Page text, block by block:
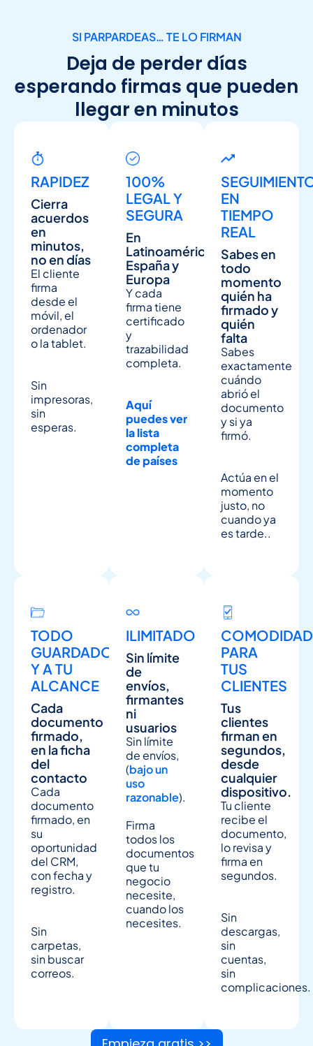
SI PARPARDEAS… TE LO FIRMAN
Deja de perder días
esperando firmas que pueden
llegar en minutos
RAPIDEZ
Cierra
acuerdos
en
minutos,
no en días
El cliente
firma
desde el
móvil, el
ordenador
o la tablet.
Sin
impresoras,
sin
esperas.
100%
LEGAL Y
SEGURA
En
Latinoamérica,
España y
Europa
Y cada
firma tiene
certificado
y
trazabilidad
completa.
Aquí
puedes ver
la lista
completa
de países
EN
TIEMPO
REAL
Sabes en
todo
momento
quién ha
firmado y
quién
falta
Sabes
exactamente
cuándo
abrió el
documento
y si ya
firmó.
Actúa en el
momento
justo, no
cuando ya
es tarde..
TODO
GUARDADO
Y A TU
ALCANCE
Cada
documento
firmado,
en la ficha
del
contacto
Cada
documento
firmado, en
su
oportunidad
del CRM,
con fecha y
registro.
Sin
carpetas,
sin buscar
correos.
ILIMITADO
Sin límite
de
envíos,
firmantes
ni
usuarios
Sin límite
de envíos,
(bajo un
uso
razonable).
Firma
todos los
documentos
que tu
negocio
necesite,
cuando los
necesites.
COMODIDAD
PARA
TUS
CLIENTES
Tus
clientes
firman en
segundos,
desde
cualquier
dispositivo.
Tu cliente
recibe el
documento,
lo revisa y
firma en
segundos.
Sin
descargas,
sin
cuentas,
sin
complicaciones.